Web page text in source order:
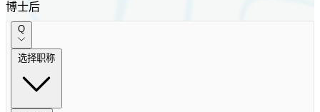
博士后
Q
选择职称